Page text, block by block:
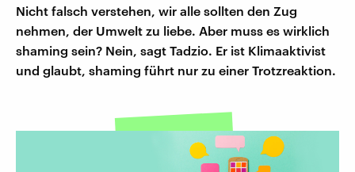
Nicht falsch verstehen, wir alle sollten den Zug
nehmen, der Umwelt zu liebe. Aber muss es wirklich
shaming sein? Nein, sagt Tadzio. Er ist Klimaaktivist
und glaubt, shaming führt nur zu einer Trotzreaktion.